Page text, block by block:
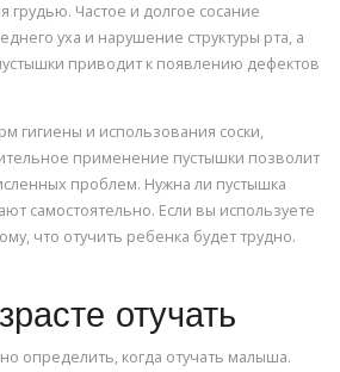
Частое и долгое сосание
уха и нарушение структуры рта, а
приводит к появлению дефектов
гигиены и использования соски,
применение пустышки позволит
проблем. Нужна ли пустышка
самостоятельно. Если вы используете
что отучить ребенка будет трудно.
отучать
определить, когда отучать малыша.